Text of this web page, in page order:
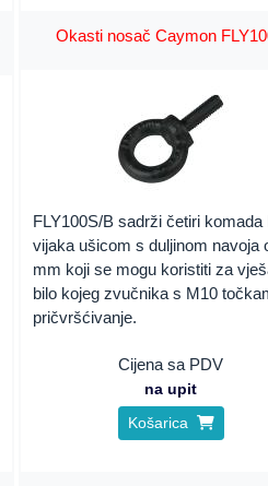
Okasti nosač Caymon
FLY100S/B sadrži četiri komada
vijaka ušicom s duljinom navoja
mm koji se mogu koristiti za
bilo kojeg zvučnika s M10
pričvršćivanje.
Cijena sa PDV
na upit
Košarica